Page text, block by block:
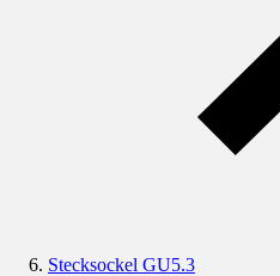
Stecksockel GU5.3